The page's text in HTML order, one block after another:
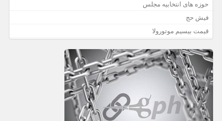
حوزه های انتخابیه مجلس
فیش حج
قیمت بیسیم موتورولا